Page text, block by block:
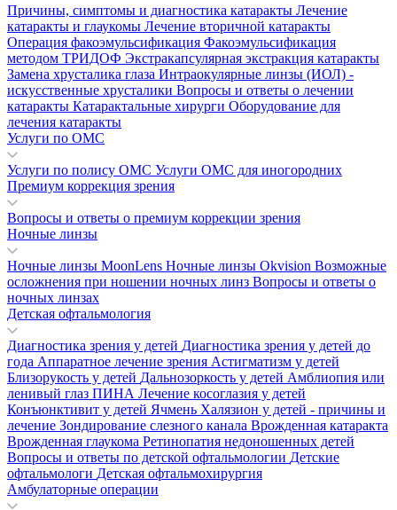
Причины, симптомы и диагностика катаракты Лечение
катаракты и глаукомы Лечение вторичной катаракты
Операция факоэмульсификация Факоэмульсификация
методом ТРИДОФ Экстракапсулярная экстракция катаракты
Замена хрусталика глаза Интраокулярные линзы (ИОЛ) -
искусственные хрусталики Вопросы и ответы о лечении
катаракты Катарактальные хирурги Оборудование для
лечения катаракты
Услуги по ОМС
Услуги по полису ОМС Услуги ОМС для иногородних
Премиум коррекция зрения
Вопросы и ответы о премиум коррекции зрения
Ночные линзы
Ночные линзы MoonLens Ночные линзы Okvision Возможные
осложнения при ношении ночных линз Вопросы и ответы о
ночных линзах
Детская офтальмология
Диагностика зрения у детей Диагностика зрения у детей до
года Аппаратное лечение зрения Астигматизм у детей
Близорукость у детей Дальнозоркость у детей Амблиопия или
ленивый глаз ПИНА Лечение косоглазия у детей
Конъюнктивит у детей Ячмень Халязион у детей - причины и
лечение Зондирование слезного канала Врожденная катаракта
Врожденная глаукома Ретинопатия недоношенных детей
Вопросы и ответы по детской офтальмологии Детские
офтальмологи Детская офтальмохирургия
Амбулаторные операции